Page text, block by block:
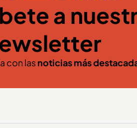
a
con lasnoticias más